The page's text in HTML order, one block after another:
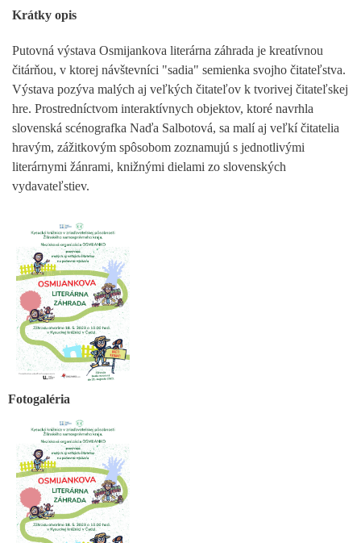
Krátky opis
Putovná výstava Osmijankova literárna záhrada je kreatívnou
čitárňou, v ktorej návštevníci "sadia" semienka svojho čitateľstva.
Výstava pozýva malých aj veľkých čitateľov k tvorivej čitateľskej
hre. Prostredníctvom interaktívnych objektov, ktoré navrhla
slovenská scénografka Naďa Salbotová, sa malí aj veľkí čitatelia
hravým, zážitkovým spôsobom zoznamujú s jednotlivými
literárnymi žánrami, knižnými dielami zo slovenských
vydavateľstiev.
Fotogaléria